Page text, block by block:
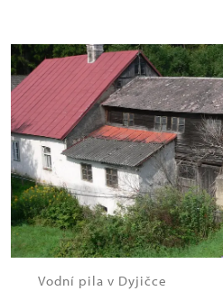
Vodní pila v Dyjičce